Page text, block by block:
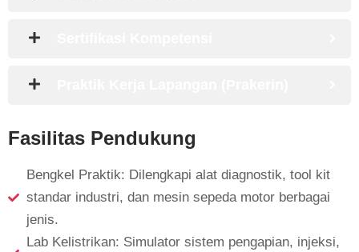
Fasilitas Pendukung
Bengkel Praktik: Dilengkapi alat diagnostik, tool kit
standar industri, dan mesin sepeda motor berbagai
jenis.
Lab Kelistrikan: Simulator sistem pengapian, injeksi,